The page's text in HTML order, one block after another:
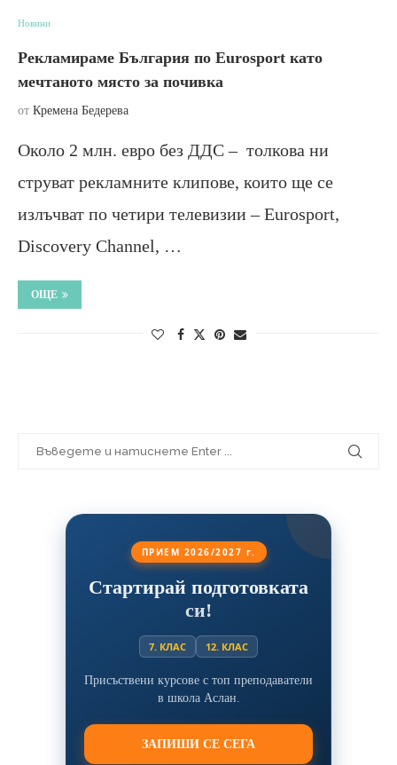
Новини
Рекламираме България по Eurosport като
мечтаното място за почивка
от Кремена Бедерева
Около 2 млн. евро без ДДС – толкова ни
струват рекламните клипове, които ще се
излъчват по четири телевизии – Eurosport,
Discovery Channel, …
ОЩЕ
ПРИЕМ 2026/2027 г.
Стартирай подготовката
си!
7. КЛАС 12. КЛАС
Присъствени курсове с топ преподаватели
в школа Аслан.
ЗАПИШИ СЕ СЕГА